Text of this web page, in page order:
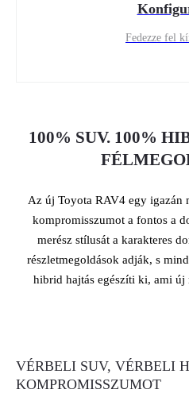
Fedezze fel
100% SUV. 100%
Az új Toyota RAV4 egy igazán
kompromisszumot a fontos a
merész stílusát a karakteres
részletmegoldások adják, s
hibrid hajtás egészíti ki, ami új
VÉRBELI SUV, VÉRBELI
KOMPROMISSZUMOT